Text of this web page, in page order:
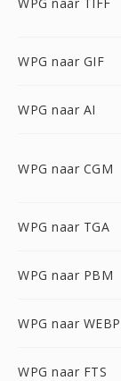
WPG naar GIF
WPG naar AI
WPG naar CGM
WPG naar TGA
WPG naar PBM
WPG naar WEBP
WPG naar FTS